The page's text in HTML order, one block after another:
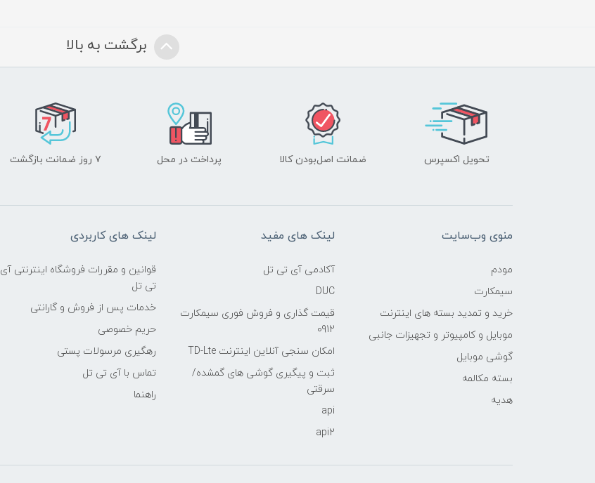
برگشت به بالا
تحویل اکسپرس ضمانت اصل‌بودن کالا پرداخت در محل ۷ روز ضمانت بازگشت
منوی وب‌سایت
مودم
سیمکارت
خرید و تمدید بسته های اینترنت
موبایل و کامپیوتر و تجهیزات جانبی
گوشی موبایل
بسته مکالمه
هدیه
لینک های مفید
آکادمی آی تی تل
DUC
قیمت گذاری و فروش فوری سیمکارت
0912
امکان سنجی آنلاین اینترنت TD-Lte
ثبت و پیگیری گوشی های گمشده/
سرقتی
api
api2
لینک های کاربردی
قوانین و مقررات فروشگاه اینترنتی آی
تی تل
خدمات پس از فروش و گارانتی
حریم خصوصی
رهگیری مرسولات پستی
تماس با آی تی تل
راهنما